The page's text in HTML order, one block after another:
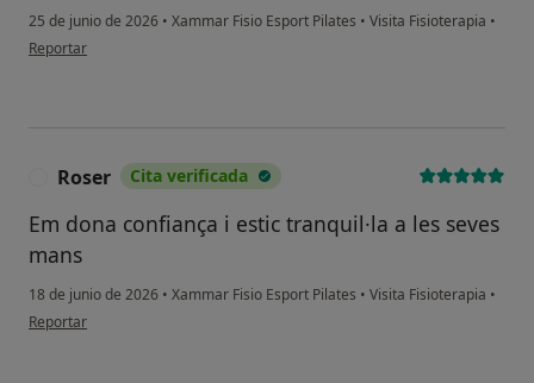
25 de junio de 2026 • Xammar Fisio Esport Pilates • Visita Fisioterapia •
en opinión del usuario Maria Irizar
Reportar
Roser Cita verificada
Em dona confiança i estic tranquil·la a les seves
mans
18 de junio de 2026 • Xammar Fisio Esport Pilates • Visita Fisioterapia •
en opinión del usuario Roser
Reportar